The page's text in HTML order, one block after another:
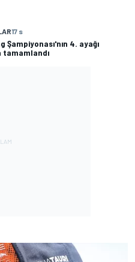
17 s
Şampiyonası'nın 4. ayağı
tamamlandı